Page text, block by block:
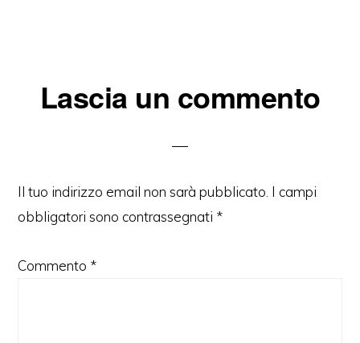
Interazioni
Lascia un commento
Il tuo indirizzo email non sarà pubblicato. I campi
obbligatori sono contrassegnati *
Commento *